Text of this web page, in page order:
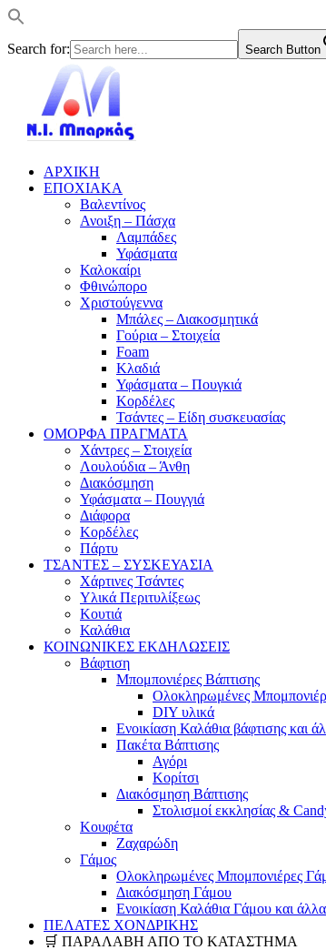
Search for: Search Button
ΑΡΧΙΚΗ
ΕΠΟΧΙΑΚΑ
Βαλεντίνος
Ανοιξη – Πάσχα
Λαμπάδες
Υφάσματα
Καλοκαίρι
Φθινώπορο
Χριστούγεννα
Μπάλες – Διακοσμητικά
Γούρια – Στοιχεία
Foam
Κλαδιά
Υφάσματα – Πουγκιά
Κορδέλες
Τσάντες – Είδη συσκευασίας
ΟΜΟΡΦΑ ΠΡΑΓΜΑΤΑ
Χάντρες – Στοιχεία
Λουλούδια – Άνθη
Διακόσμηση
Υφάσματα – Πουγγιά
Διάφορα
Κορδέλες
Πάρτυ
ΤΣΑΝΤΕΣ – ΣΥΣΚΕΥΑΣΙΑ
Χάρτινες Τσάντες
Υλικά Περιτυλίξεως
Κουτιά
Καλάθια
ΚΟΙΝΩΝΙΚΕΣ ΕΚΔΗΛΩΣΕΙΣ
Βάφτιση
Μπομπονιέρες Βάπτισης
Ολοκληρωμένες
DIY υλικά
Ενοικίαση Καλάθια βάφτισης και
Πακέτα Βάπτισης
Αγόρι
Κορίτσι
Διακόσμηση Βάπτισης
Στολισμοί εκκλησίας &
Κουφέτα
Ζαχαρώδη
Γάμος
Ολοκληρωμένες Μπομπονιέρες
Διακόσμηση Γάμου
Ενοικίαση Καλάθια Γάμου και
ΠΕΛΑΤΕΣ ΧΟΝΔΡΙΚΗΣ
🛒 ΠΑΡΑΛΑΒΗ ΑΠΟ ΤΟ ΚΑΤΑΣΤΗΜΑ